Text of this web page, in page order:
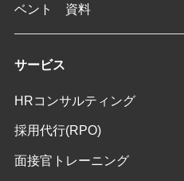
ベント
資料
サービス
HRコンサルティング
採用代行(RPO)
面接官トレーニング